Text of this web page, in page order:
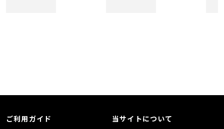
ご利用ガイド 当サイトについて